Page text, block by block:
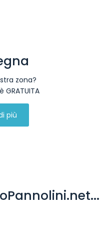
zona?
GRATUITA
più